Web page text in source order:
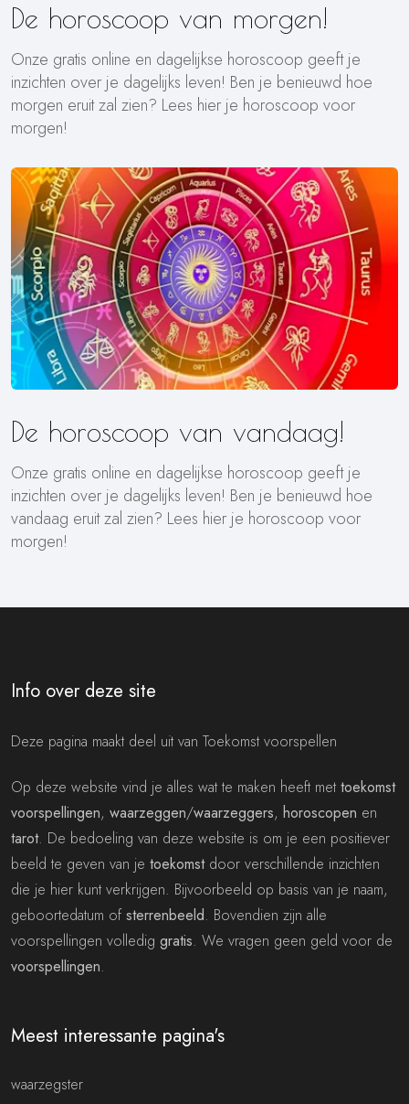
De horoscoop van morgen!
Onze gratis online en dagelijkse horoscoop geeft je
inzichten over je dagelijks leven! Ben je benieuwd hoe
morgen eruit zal zien? Lees hier je horoscoop voor
morgen!
De horoscoop van vandaag!
Onze gratis online en dagelijkse horoscoop geeft je
inzichten over je dagelijks leven! Ben je benieuwd hoe
vandaag eruit zal zien? Lees hier je horoscoop voor
morgen!
Info over deze site
Deze pagina maakt deel uit van Toekomst voorspellen
Op deze website vind je alles wat te maken heeft met toekomst
voorspellingen, waarzeggen/waarzeggers, horoscopen en
tarot. De bedoeling van deze website is om je een positiever
beeld te geven van je toekomstdoor verschillende inzichten
die je hier kunt verkrijgen. Bijvoorbeeld op basis van je naam,
geboortedatum ofsterrenbeeld. Bovendien zijn alle
voorspellingen volledig gratis. We vragen geen geld voor de
voorspellingen.
Meest interessante pagina's
waarzegster